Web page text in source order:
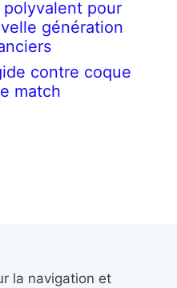
polyvalent pour
génération
contre coque
match
la navigation et